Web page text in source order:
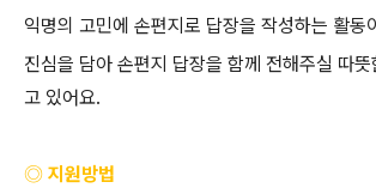
익명의 고민에 손편지로 답장을 작성하는 활동
진심을 담아 손편지 답장을 함께 전해주실 따뜻
고 있어요.
◎ 지원방법